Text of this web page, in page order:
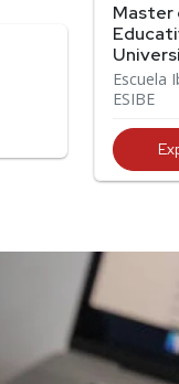
Master
Escuela
ESIBE